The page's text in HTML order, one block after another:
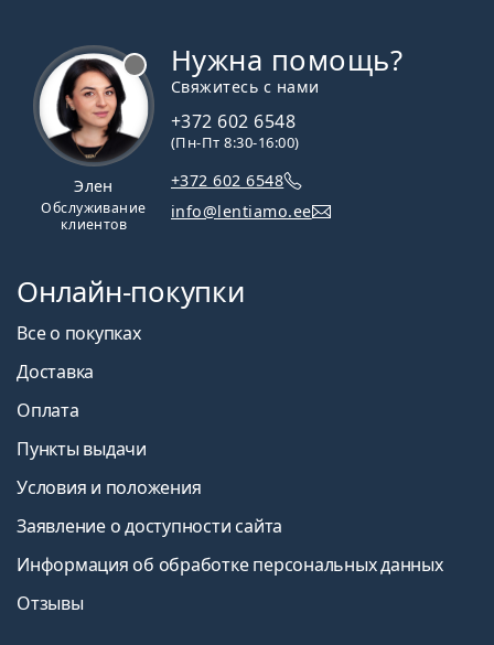
Элен
Обслуживание
клиентов
Нужна помощь?
Свяжитесь с нами
+372 602 6548
(Пн-Пт 8:30-16:00)
+372 602 6548
info@lentiamo.ee
Онлайн-покупки
Все о покупках
Доставка
Оплата
Пункты выдачи
Условия и положения
Заявление о доступности сайта
Информация об обработке персональных данных
Отзывы